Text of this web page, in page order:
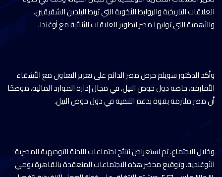
العلاقات التاريخية والروابط الأخوية التي تربط البلدين الشقيقين،
والأهمية التي توليها مصر لتطوير العلاقات الثنائية مع أوغندا.
وأكد الدكتور سويلم حرص مصر الدائم على تعزيز التعاون مع الأشقاء
الأفارقة، خاصة دول حوض النيل، في مجال إدارة الموارد المائية، موضحًا
أن مصر ملتزمة بقوة بدعم التنمية في دول حوض النيل.
وخلال الاجتماع، تم استعراض نتائج اجتماعات اللجنة التوجيهية المصرية
الأوغندية، وتوقيع محضر هذه الاجتماعات المنعقدة بالقاهرة يومي